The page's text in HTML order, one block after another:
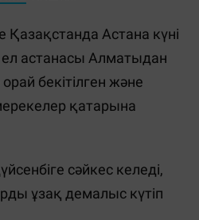
Астана күні
ел астанасы Алматыдан
бекітілген және
қатарына
сәйкес келеді,
ұзақ демалыс күтіп